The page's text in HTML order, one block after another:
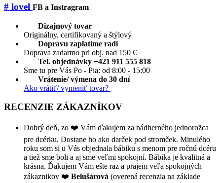
# lovel FB a Instragram
Dizajnový tovar
Originálny, certifikovaný a štýlový
Dopravu zaplatíme radi
Doprava zadarmo pri obj. nad 150 €
Tel. objednávky +421 911 555 818
Sme tu pre Vás Po - Pia: od 8:00 - 15:00
Vrátenie/ výmena do 30 dní
Ako vrátiť/ vymeniť tovar?
RECENZIE ZÁKAZNÍKOV
Dobrý deň, zo ❤️ Vám ďakujem za nádherného jednorožca
pre dcérku. Dostane ho ako darček pod stromček. Minulého
roku som si u Vás objednala bábiku s menom pre ročnú dcéru
a tiež sme boli a aj sme veľmi spokojní. Bábika je kvalitná a
krásna. Ďakujem Vám ešte raz a prajem veľa spokojných
zákaznikov ❤️ Belušárová (overená recenzia na základe